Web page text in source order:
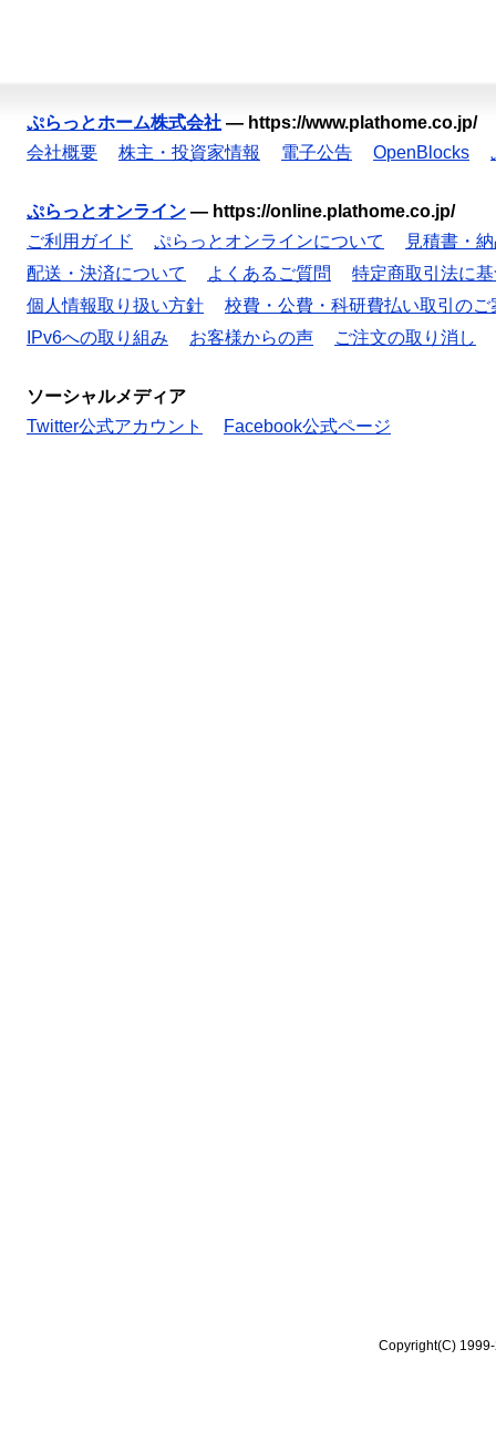
ぷらっとホーム株式会社 — https://www.plathome.co.jp/
会社概要
株主・投資家情報 電子公告 OpenBlocks
ぷらっとオンライン — https://online.plathome.co.jp/
ご利用ガイド
ぷらっとオンラインについて
見積書・
配送・決済について
よくあるご質問
特定商取引法に
個人情報取り扱い方針
校費・公費・科研費払い取引のご
IPv6への取り組み
お客様からの声 ご注文の取り消し
ソーシャルメディア
Twitter公式アカウント
Facebook公式ページ
Copyright(C)